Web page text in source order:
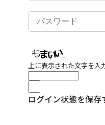
上に表示された文字を入
ログイン状態を保存